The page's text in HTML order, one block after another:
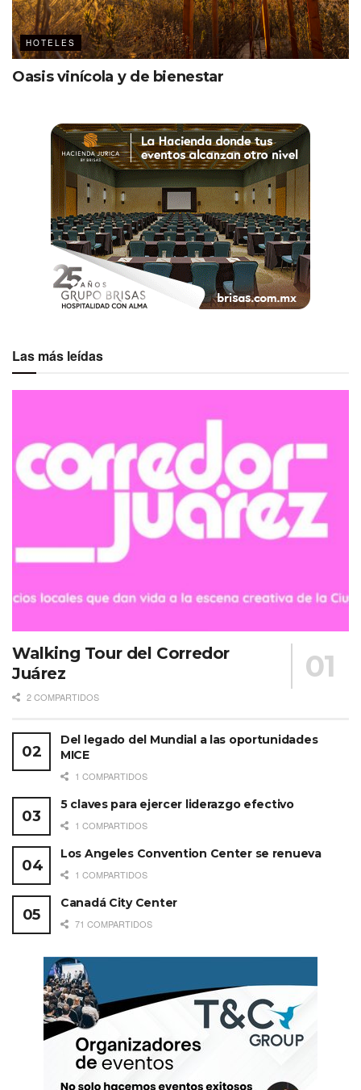
HOTELES
Oasis vinícola y de bienestar
Las más leídas
Walking Tour del Corredor
Juárez
2 COMPARTIDOS
Del legado del Mundial a las oportunidades
MICE
1 COMPARTIDOS
5 claves para ejercer liderazgo efectivo
1 COMPARTIDOS
Los Angeles Convention Center se renueva
1 COMPARTIDOS
Canadá City Center
71 COMPARTIDOS